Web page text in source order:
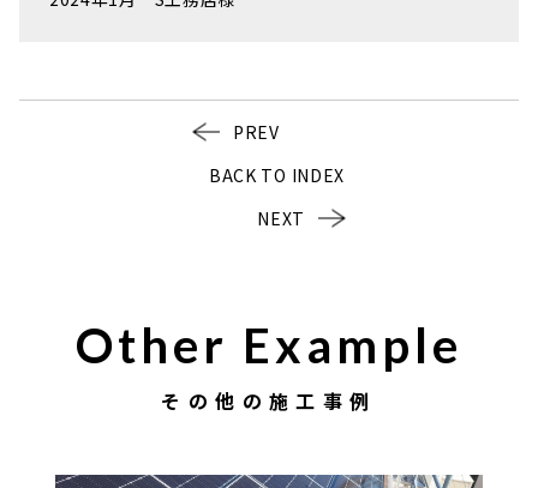
PREV
BACK TO INDEX
NEXT
Other Example
その他の施工事例